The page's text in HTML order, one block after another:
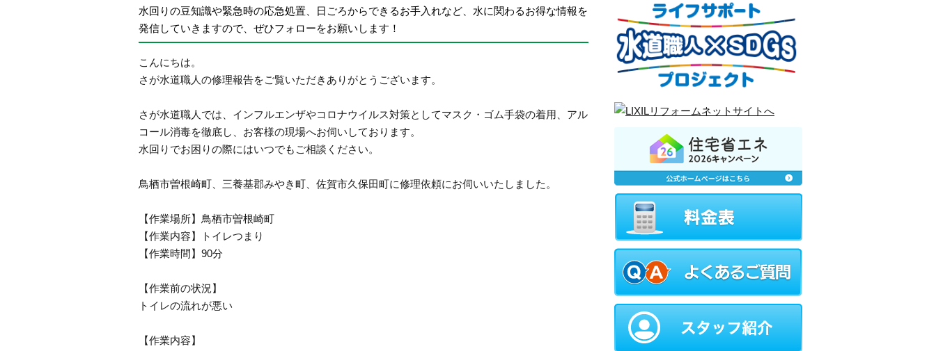
水回りの豆知識や緊急時の応急処置、日ごろからできるお手入れなど、水に関わるお得な情報を
発信していきますので、ぜひフォローをお願いします！
こんにちは。
さが水道職人の修理報告をご覧いただきありがとうございます。
さが水道職人では、インフルエンザやコロナウイルス対策としてマスク・ゴム手袋の着用、アル
コール消毒を徹底し、お客様の現場へお伺いしております。
水回りでお困りの際にはいつでもご相談ください。
鳥栖市曽根崎町、三養基郡みやき町、佐賀市久保田町に修理依頼にお伺いいたしました。
【作業場所】鳥栖市曽根崎町
【作業内容】トイレつまり
【作業時間】90分
【作業前の状況】
トイレの流れが悪い
【作業内容】